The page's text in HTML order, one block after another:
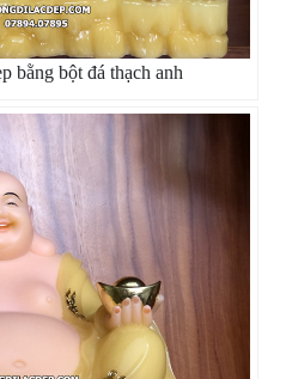
bằng bột đá thạch anh